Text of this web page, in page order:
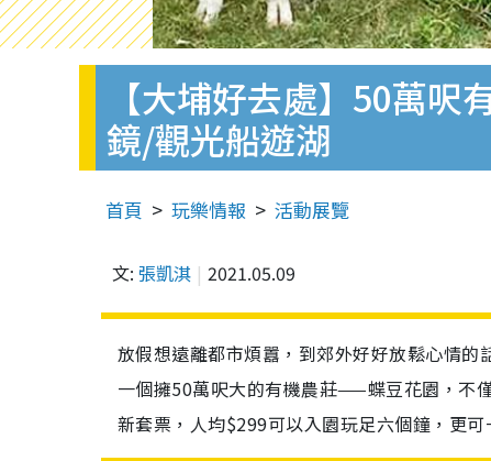
【大埔好去處】50萬
鏡/觀光船遊湖
首頁 玩樂情報 活動展覽
文: 張凱淇 2021.05.09
放假想遠離都市煩囂，到郊外好好放鬆心情
一個擁50萬呎大的有機農莊——蝶豆花園，不
新套票，人均$299可以入園玩足六個鐘，更